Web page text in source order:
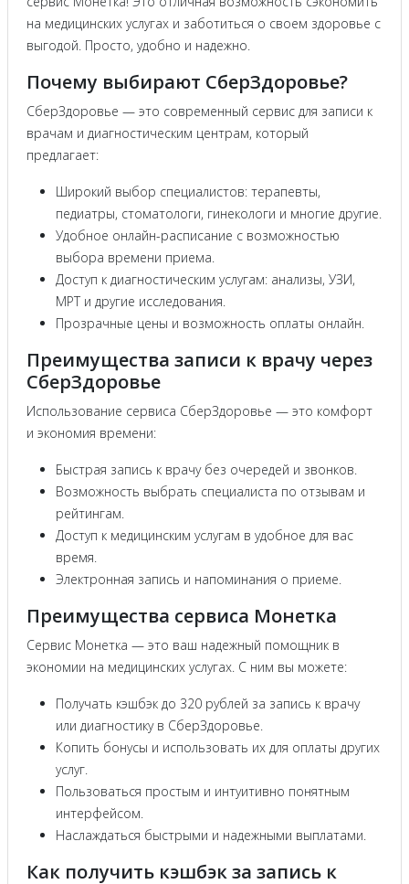
на медицинских услугах и заботиться о своем здоровье с
выгодой. Просто, удобно и надежно.
Почему выбирают СберЗдоровье?
СберЗдоровье — это современный сервис для записи к
врачам и диагностическим центрам, который
предлагает:
Широкий выбор специалистов: терапевты,
педиатры, стоматологи, гинекологи и многие другие.
Удобное онлайн-расписание с возможностью
выбора времени приема.
Доступ к диагностическим услугам: анализы, УЗИ,
МРТ и другие исследования.
Прозрачные цены и возможность оплаты онлайн.
Преимущества записи к врачу через
СберЗдоровье
Использование сервиса СберЗдоровье — это комфорт
и экономия времени:
Быстрая запись к врачу без очередей и звонков.
Возможность выбрать специалиста по отзывам и
рейтингам.
Доступ к медицинским услугам в удобное для вас
время.
Электронная запись и напоминания о приеме.
Преимущества сервиса Монетка
Сервис Монетка — это ваш надежный помощник в
экономии на медицинских услугах. С ним вы можете:
Получать кэшбэк до 320 рублей за запись к врачу
или диагностику в СберЗдоровье.
Копить бонусы и использовать их для оплаты других
услуг.
Пользоваться простым и интуитивно понятным
интерфейсом.
Наслаждаться быстрыми и надежными выплатами.
Как получить кэшбэк за запись к